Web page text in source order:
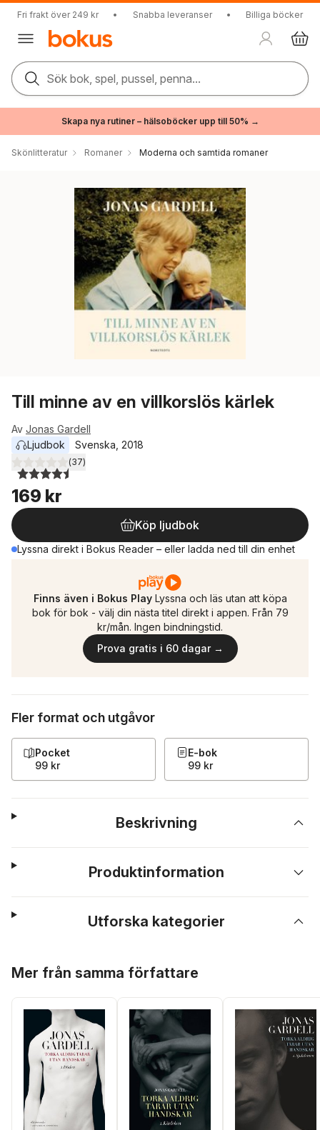
Fri frakt över 249 kr • Snabba leveranser • Billiga böcker
Sök bok, spel, pussel, penna...
Skapa nya rutiner – hälsoböcker upp till 50% →
Skönlitteratur Romaner Moderna och samtida romaner
Till minne av en villkorslös kärlek
Av Jonas Gardell
Ljudbok
Svenska 2018
4,5utav 5 stjärnor. Totalt antal röster:
(37)
169 kr
Köp ljudbok
Lyssna direkt i Bokus Reader – eller ladda ned till din enhet
Finns även i Bokus Play Lyssna och läs utan att köpa
bok för bok - välj din nästa titel direkt i appen. Från 79
kr/mån. Ingen bindningstid.
Prova gratis i 60 dagar →
Fler format och utgåvor
Pocket
99 kr
E-bok
99 kr
Beskrivning
Produktinformation
Utforska kategorier
Mer från samma författare